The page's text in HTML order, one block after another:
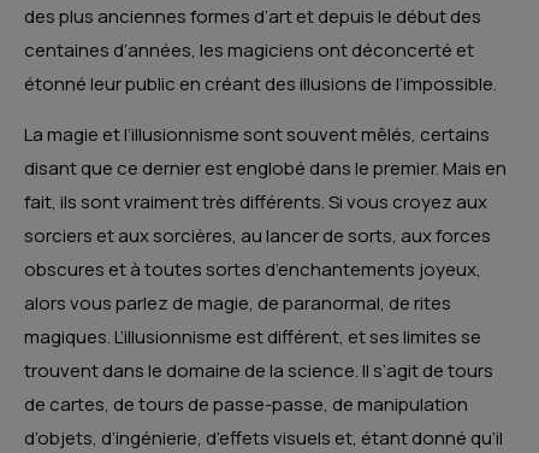
des plus anciennes formes d’art et depuis le début des
centaines d’années, les magiciens ont déconcerté et
étonné leur public en créant des illusions de l’impossible.
La magie et l’illusionnisme sont souvent mêlés, certains
disant que ce dernier est englobé dans le premier. Mais en
fait, ils sont vraiment très différents. Si vous croyez aux
sorciers et aux sorcières, au lancer de sorts, aux forces
obscures et à toutes sortes d’enchantements joyeux,
alors vous parlez de magie, de paranormal, de rites
magiques. L’illusionnisme est différent, et ses limites se
trouvent dans le domaine de la science. Il s’agit de tours
de cartes, de tours de passe-passe, de manipulation
d’objets, d’ingénierie, d’effets visuels et, étant donné qu’il